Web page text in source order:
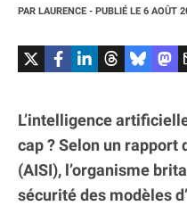
PAR LAURENCE - PUBLIÉ LE 6 AOÛT
L’intelligence
cap ? Selon un rapport
(AISI), l’organisme
sécurité des modèles